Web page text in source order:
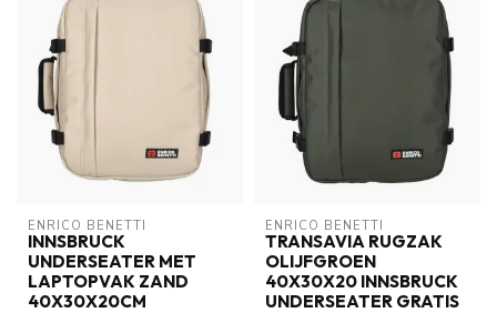
ENRICO BENETTI
INNSBRUCK
UNDERSEATER MET
LAPTOPVAK ZAND
40X30X20CM
ENRICO BENETTI
TRANSAVIA RUGZAK
OLIJFGROEN
40X30X20 INNSBRUCK
UNDERSEATER GRATIS